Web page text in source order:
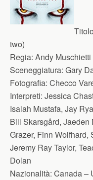
two)
Regia: Andy Muschietti
Sceneggiatura: Gary
Fotografia: Checco
Interpreti: Jessica
Isaiah Mustafa, Jay
Bill Skarsgård, Jaeden
Grazer, Finn
Jeremy Ray Taylor,
Dolan
Nazionalità: Canada –